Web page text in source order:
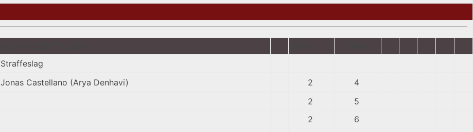
Straffeslag
Jonas Castellano (Arya Denhavi) 2
4
2
5
2
6